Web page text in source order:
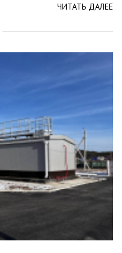
ЧИТАТЬ ДАЛЕЕ